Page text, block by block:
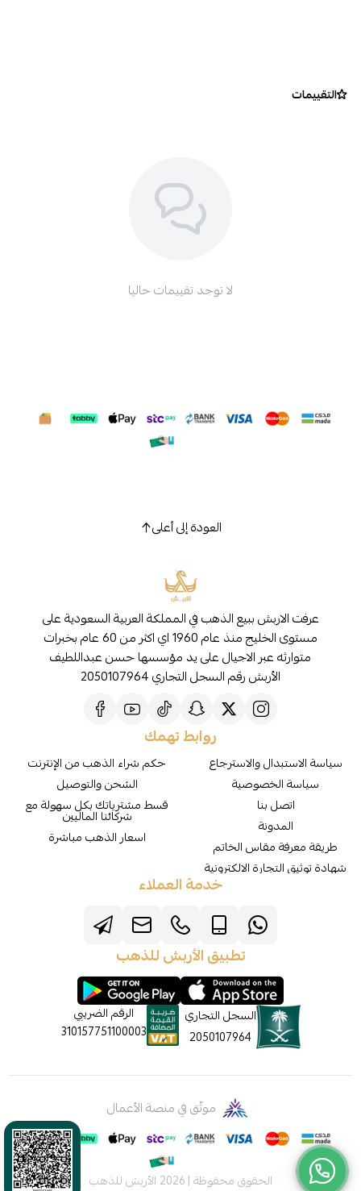
التقييمات
لا توجد تقييمات حاليا
العودة إلى أعلى
عرفت الاربش ببيع الذهب في المملكة العربية السعودية على
مستوى الخليج منذ عام 1960 اي اكثر من 60 عام بخبرات
متوارثه عبر الاجيال على يد مؤسسها حسن عبداللطيف
الأربش رقم السجل التجاري 2050107964
روابط تهمك
سياسة الاستبدال والاسترجاع
سياسة الخصوصية
اتصل بنا
المدونة
طريقة معرفة مقاس الخاتم
شهادة توثيق التجارة الالكترونية
حكم شراء الذهب من الإنترنت
الشحن والتوصيل
قسط مشترياتك بكل سهولة مع
شركائنا الماليين
اسعار الذهب مباشرة
خدمة العملاء
تطبيق الأربش للذهب
السجل التجاري
2050107964
الرقم الضريبي
310157751100003
موثّق في منصة الأعمال
الحقوق محفوظة | 2026 الأربش للذهب